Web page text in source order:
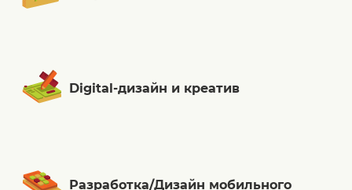
Digital-дизайн и креатив
Разработка/Дизайн мобильного